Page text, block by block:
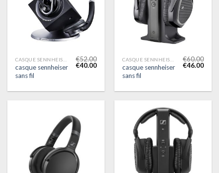
casque sennheiser
sans fil
€52.00
€40.00
casque sennheiser
sans fil
€60.00
€46.00